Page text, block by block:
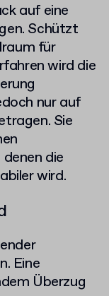
auf eine
Schützt
für
wird die
nur auf
Sie
die
wird.
Eine
Überzug